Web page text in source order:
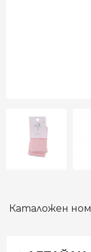
Каталожен